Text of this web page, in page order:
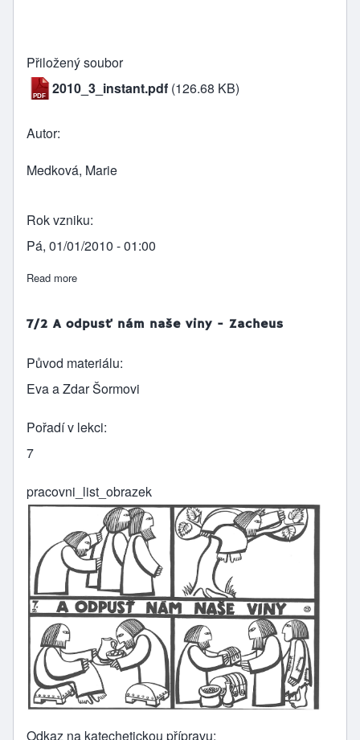
Přiložený soubor
2010_3_instant.pdf (126.68 KB)
Autor
Medková, Marie
Rok vzniku
Pá, 01/01/2010 - 01:00
Read more
7/2 A odpusť nám naše viny - Zacheus
Původ materiálu
Eva a Zdar Šormovi
Pořadí v lekci
7
pracovni_list_obrazek
Odkaz na katechetickou přípravu